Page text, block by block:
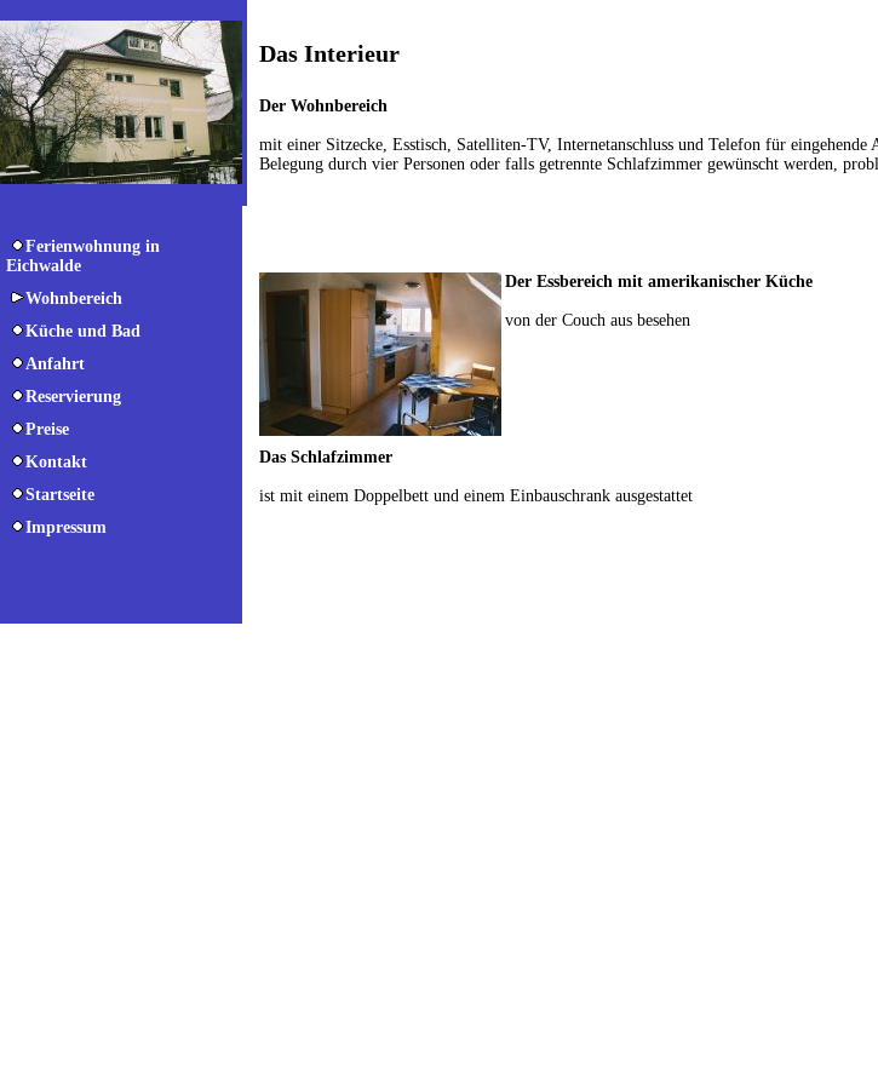
Das Interieur
Der Wohnbereich
mit einer Sitzecke, Esstisch, Satelliten-TV, Internetanschluss und Telefon für
Belegung durch vier Personen oder falls getrennte Schlafzimmer gewünscht werden,
Der Essbereich mit amerikanischer Küche
von der Couch aus besehen
Das Schlafzimmer
ist mit einem Doppelbett und einem Einbauschrank ausgestattet
Ferienwohnung in
Eichwalde
Wohnbereich
Küche und Bad
Anfahrt
Reservierung
Preise
Kontakt
Startseite
Impressum